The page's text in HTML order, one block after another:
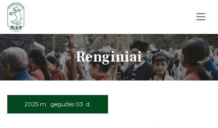
Apie muziejų
Lankytojams
Edukacijos
Leidiniai
Apie muziejų
Lankytojams
Ekskursijos
Apie muziejų
Edukacijos
Apie muziejų
Renginiai
2025 m. gegužės 03 d.